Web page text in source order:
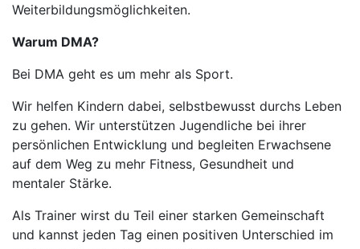
Weiterbildungsmöglichkeiten.
Warum DMA?
Bei DMA geht es um mehr als Sport.
Wir helfen Kindern dabei, selbstbewusst durchs Leben
zu gehen. Wir unterstützen Jugendliche bei ihrer
persönlichen Entwicklung und begleiten Erwachsene
auf dem Weg zu mehr Fitness, Gesundheit und
mentaler Stärke.
Als Trainer wirst du Teil einer starken Gemeinschaft
und kannst jeden Tag einen positiven Unterschied im